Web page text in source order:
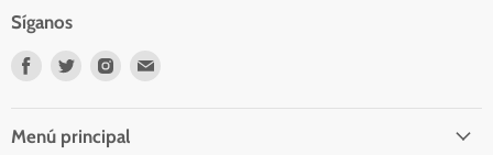
Síganos
EncuéntrenosEncuéntrenosEncuéntrenos
Menú principal